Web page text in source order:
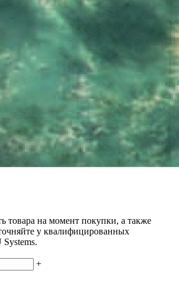
товара на момент покупки, а также
у квалифицированных
+